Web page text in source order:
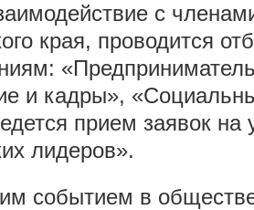
с
края, проводится
и кадры»,
прием заявок на
лидеров».
событием в